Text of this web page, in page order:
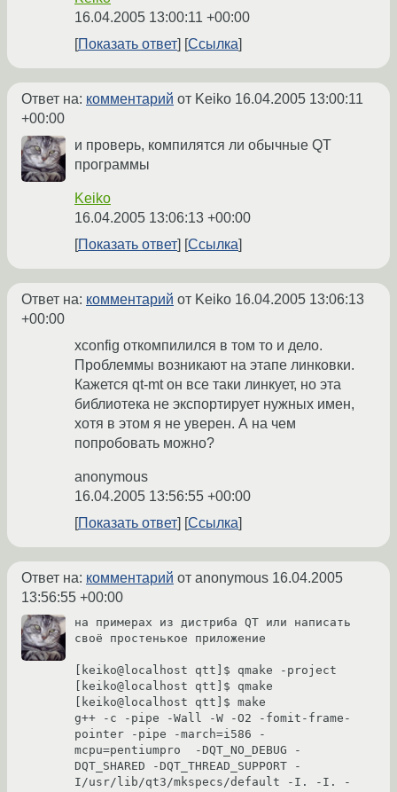
16.04.2005 13:00:11 +00:00
Показать ответ
Ссылка
Ответ на: комментарий от Keiko 16.04.2005 13:00:11
+00:00
и проверь, компилятся ли обычные QT
программы
Keiko
16.04.2005 13:06:13 +00:00
Показать ответ
Ссылка
Ответ на: комментарий от Keiko 16.04.2005 13:06:13
+00:00
xconfig откомпилился в том то и дело.
Проблеммы возникают на этапе линковки.
Кажется qt-mt он все таки линкует, но эта
библиотека не экспортирует нужных имен,
хотя в этом я не уверен. А на чем
попробовать можно?
anonymous
16.04.2005 13:56:55 +00:00
Показать ответ
Ссылка
Ответ на: комментарий от anonymous 16.04.2005
13:56:55 +00:00
на примерах из дистриба QT или написать
своё простенькое приложение
[keiko@localhost qtt]$ qmake -project
[keiko@localhost qtt]$ qmake
[keiko@localhost qtt]$ make
g++ -c -pipe -Wall -W -O2 -fomit-frame-
pointer -pipe -march=i586 -
mcpu=pentiumpro  -DQT_NO_DEBUG -
DQT_SHARED -DQT_THREAD_SUPPORT -
I/usr/lib/qt3/mkspecs/default -I. -I. -